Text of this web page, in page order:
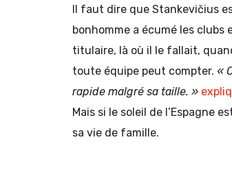
Il faut dire que Stankevičius
bonhomme a écumé les
titulaire, là où il le fallait,
toute équipe peut compter. «
rapide malgré sa taille. »
Mais si le soleil de l’Espagne
sa vie de famille.